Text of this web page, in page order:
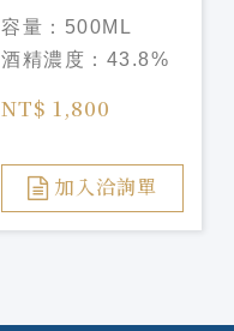
量 夏多內桶 琴酒
Four Pillars
Chardonnnay
Barrel Gin
容量： 500ML
酒精濃度： 43.8%
NT$ 1,800
加入洽詢單